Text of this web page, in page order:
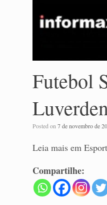
Futebol
Posted on7 de novembro de
Leia mais em
Compartilhe: